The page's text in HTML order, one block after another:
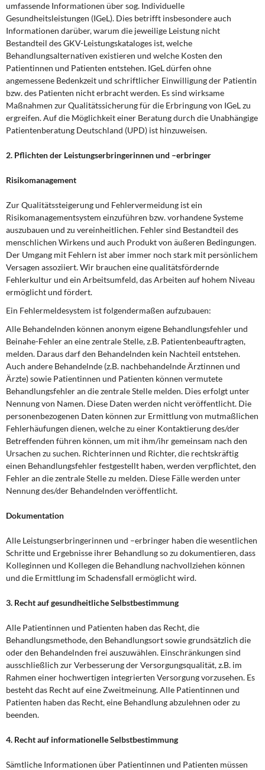
umfassende Informationen über sog. Individuelle
Gesundheitsleistungen (IGeL). Dies betrifft insbesondere auch
Informationen darüber, warum die jeweilige Leistung nicht
Bestandteil des GKV-Leistungskataloges ist, welche
Behandlungsalternativen existieren und welche Kosten den
Patientinnen und Patienten entstehen. IGeL dürfen ohne
angemessene Bedenkzeit und schriftlicher Einwilligung der Patientin
bzw. des Patienten nicht erbracht werden. Es sind wirksame
Maßnahmen zur Qualitätssicherung für die Erbringung von IGeL zu
ergreifen. Auf die Möglichkeit einer Beratung durch die Unabhängige
Patientenberatung Deutschland (UPD) ist hinzuweisen.
2. Pflichten der Leistungserbringerinnen und –erbringer
Risikomanagement
Zur Qualitätssteigerung und Fehlervermeidung ist ein
Risikomanagementsystem einzuführen bzw. vorhandene Systeme
auszubauen und zu vereinheitlichen. Fehler sind Bestandteil des
menschlichen Wirkens und auch Produkt von äußeren Bedingungen.
Der Umgang mit Fehlern ist aber immer noch stark mit persönlichem
Versagen assoziiert. Wir brauchen eine qualitätsfördernde
Fehlerkultur und ein Arbeitsumfeld, das Arbeiten auf hohem Niveau
ermöglicht und fördert.
Ein Fehlermeldesystem ist folgendermaßen aufzubauen:
Alle Behandelnden können anonym eigene Behandlungsfehler und
Beinahe-Fehler an eine zentrale Stelle, z.B. Patientenbeauftragten,
melden. Daraus darf den Behandelnden kein Nachteil entstehen.
Auch andere Behandelnde (z.B. nachbehandelnde Ärztinnen und
Ärzte) sowie Patientinnen und Patienten können vermutete
Behandlungsfehler an die zentrale Stelle melden. Dies erfolgt unter
Nennung von Namen. Diese Daten werden nicht veröffentlicht. Die
personenbezogenen Daten können zur Ermittlung von mutmaßlichen
Fehlerhäufungen dienen, welche zu einer Kontaktierung des/der
Betreffenden führen können, um mit ihm/ihr gemeinsam nach den
Ursachen zu suchen. Richterinnen und Richter, die rechtskräftig
einen Behandlungsfehler festgestellt haben, werden verpflichtet, den
Fehler an die zentrale Stelle zu melden. Diese Fälle werden unter
Nennung des/der Behandelnden veröffentlicht.
Dokumentation
Alle Leistungserbringerinnen und –erbringer haben die wesentlichen
Schritte und Ergebnisse ihrer Behandlung so zu dokumentieren, dass
Kolleginnen und Kollegen die Behandlung nachvollziehen können
und die Ermittlung im Schadensfall ermöglicht wird.
3. Recht auf gesundheitliche Selbstbestimmung
Alle Patientinnen und Patienten haben das Recht, die
Behandlungsmethode, den Behandlungsort sowie grundsätzlich die
oder den Behandelnden frei auszuwählen. Einschränkungen sind
ausschließlich zur Verbesserung der Versorgungsqualität, z.B. im
Rahmen einer hochwertigen integrierten Versorgung vorzusehen. Es
besteht das Recht auf eine Zweitmeinung. Alle Patientinnen und
Patienten haben das Recht, eine Behandlung abzulehnen oder zu
beenden.
4. Recht auf informationelle Selbstbestimmung
Sämtliche Informationen über Patientinnen und Patienten müssen